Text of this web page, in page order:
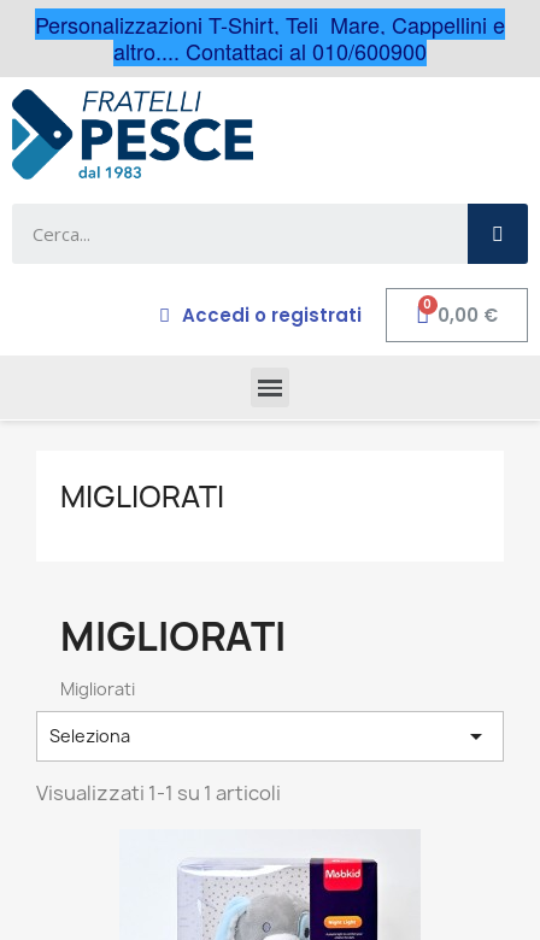
Personalizzazioni T-Shirt, Teli Mare, Cappellini e
altro.... Contattaci al 010/600900
Accedi o registrati 0,00 €
MIGLIORATI
MIGLIORATI
Migliorati
Seleziona 
Visualizzati 1-1 su 1 articoli